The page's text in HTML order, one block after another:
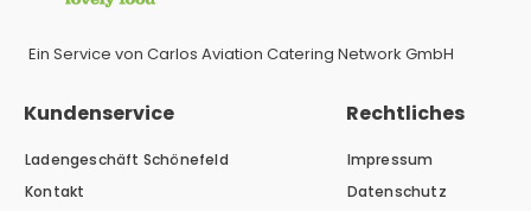
Ein Service von Carlos Aviation Catering Network GmbH
Kundenservice
Ladengeschäft Schönefeld
Kontakt
Rechtliches
Impressum
Datenschutz